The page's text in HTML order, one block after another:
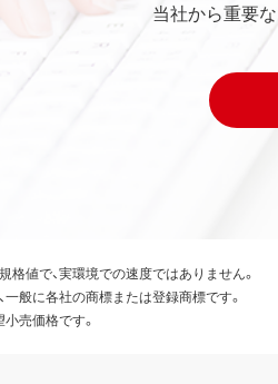
当社から重要
値で、実環境での速度ではありません。
般に各社の商標または登録商標です。
売価格です。